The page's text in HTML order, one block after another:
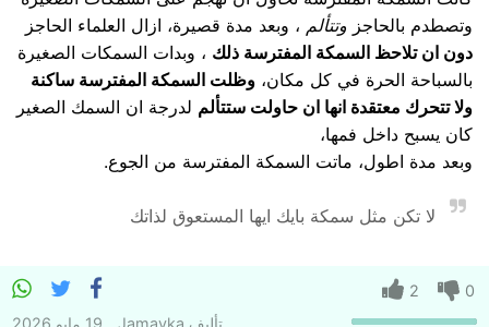
وتصطدم بالحاجز وتتألم ، وبعد مدة قصيرة، ازال العلماء الحاجز
دون ان تلاحظ السمكة المفترسة ذلك ، وبدات السمكات الصغيرة
بالسباحة الحرة في كل مكان، وظلت السمكة المفترسة ساكنة
ولا تتحرك معتقدة انها ان حاولت ستتألم لدرجة ان السمك الصغير
كان يسبح داخل فمها،
وبعد مدة اطول، ماتت السمكة المفترسة من الجوع.
لا تكن مثل سمكة بايك ايها المستعوق لذاتك
0
2
تأليف Jamayka 19 مايو 2026